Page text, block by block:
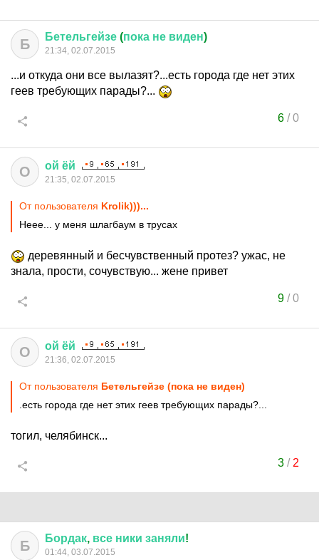
Б Бетельгейзе (пока не виден)
21:34, 02.07.2015
...и откуда они все вылазят?...есть города где нет этих
геев требующих парады?...
6/0
О ой ёй
21:35, 02.07.2015
От пользователя Krolik)))...
Неее... у меня шлагбаум в трусах
деревянный и бесчувственный протез? ужас, не
знала, прости, сочувствую... жене привет
9/0
О ой ёй
21:36, 02.07.2015
От пользователя Бетельгейзе (пока не виден)
.есть города где нет этих геев требующих парады?...
тогил, челябинск...
3/ 2
Б Бордак, все ники заняли!
01:44, 03.07.2015